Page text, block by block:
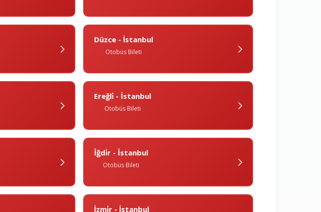
Düzce - İstanbul
Otobüs Bileti
Ereğli̇ - İstanbul
Otobüs Bileti
İğdi̇r - İstanbul
Otobüs Bileti
İzmi̇r - İstanbul